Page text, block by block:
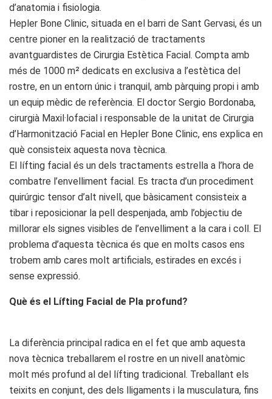
d’anatomia i fisiologia.
Hepler Bone Clinic, situada en el barri de Sant Gervasi, és un
centre pioner en la realització de tractaments
avantguardistes de Cirurgia Estètica Facial. Compta amb
més de 1000 m² dedicats en exclusiva a l’estètica del
rostre, en un entorn únic i tranquil, amb pàrquing propi i amb
un equip mèdic de referència. El doctor Sergio Bordonaba,
cirurgià Maxil·lofacial i responsable de la unitat de Cirurgia
d’Harmonització Facial en Hepler Bone Clinic, ens explica en
què consisteix aquesta nova tècnica.
El lífting facial és un dels tractaments estrella a l’hora de
combatre l’envelliment facial. Es tracta d’un procediment
quirúrgic tensor d’alt nivell, que bàsicament consisteix a
tibar i reposicionar la pell despenjada, amb l’objectiu de
millorar els signes visibles de l’envelliment a la cara i coll. El
problema d’aquesta tècnica és que en molts casos ens
trobem amb cares molt artificials, estirades en excés i
sense expressió.
Què és el Lífting Facial de Pla profund?
La diferència principal radica en el fet que amb aquesta
nova tècnica treballarem el rostre en un nivell anatòmic
molt més profund al del lífting tradicional. Treballant els
teixits en conjunt, des dels lligaments i la musculatura, fins